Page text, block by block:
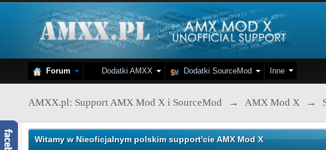
Forum Dodatki AMXX Dodatki SourceMod Inne
AMXX.pl: Support AMX Mod X i SourceMod → AMX Mod X →
Witamy w Nieoficjalnym polskim support'cie AMX Mod X